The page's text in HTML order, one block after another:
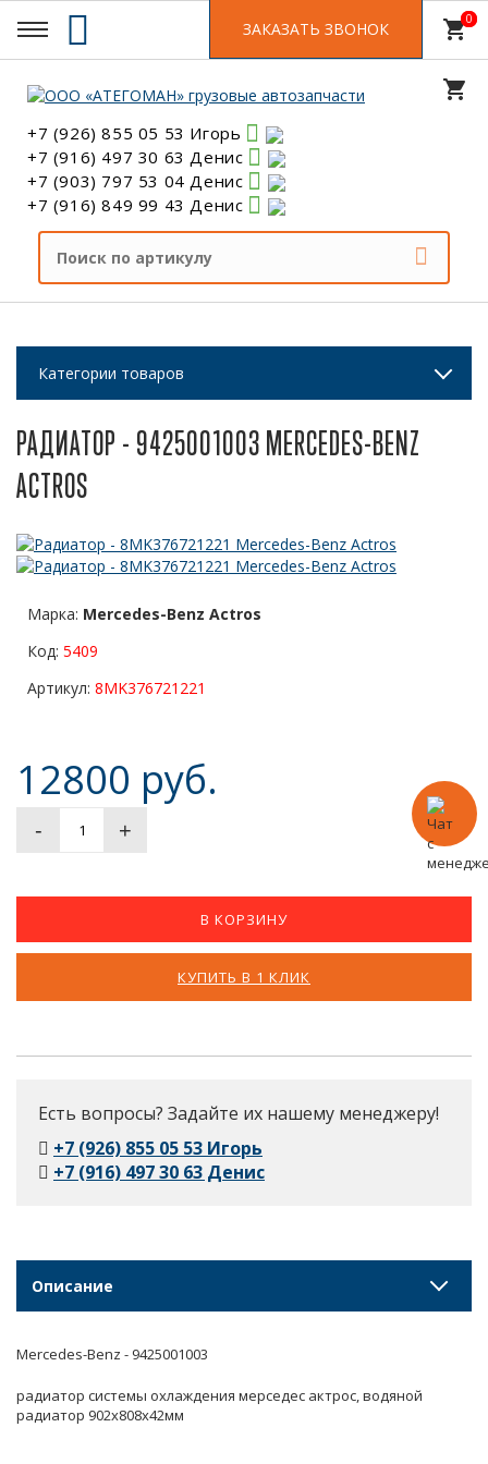
+7 (926) 855 05 53 Игорь
+7 (916) 497 30 63 Денис
+7 (903) 797 53 04 Денис
+7 (916) 849 99 43 Денис
ЗАКАЗАТЬ ЗВОНОК shopping_cart0
shopping_cart
0
Категории товаров
РАДИАТОР - 9425001003 MERCEDES-BENZ
ACTROS
Марка: Mercedes-Benz Actros
Код: 5409
Артикул: 8MK376721221
12800 руб.
- +
В КОРЗИНУ
КУПИТЬ В 1 КЛИК
Есть вопросы? Задайте их нашему менеджеру!
+7 (926) 855 05 53 Игорь
+7 (916) 497 30 63 Денис
Описание
Mercedes-Benz - 9425001003
радиатор системы охлаждения мерседес актрос, водяной
радиатор 902x808x42мм